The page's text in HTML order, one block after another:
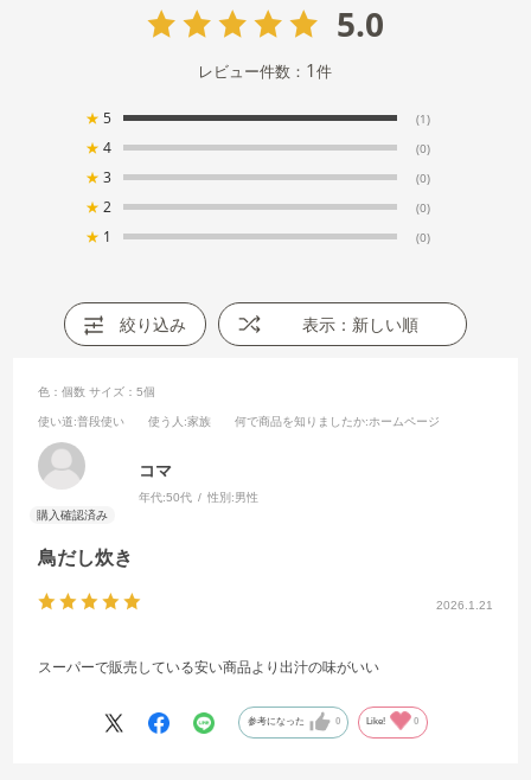
5.0
レビュー件数： 1件
★ 5 (1)
★ 4 (0)
★ 3 (0)
★ 2 (0)
★ 1 (0)
絞り込み 表示：新しい順
2026.1.21
鳥だし炊き
色：個数 サイズ：5個
使い道:普段使い 使う人 :家族 何で商品を知りましたか:ホームページ
コマ
年代:50代 性別:男性
スーパーで販売している安い商品より出汁の味がいい
参考になった 0 Like! 0